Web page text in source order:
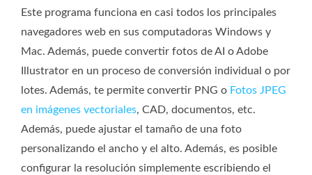
Este programa funciona en casi todos los principales
navegadores web en sus computadoras Windows y
Mac. Además, puede convertir fotos de AI o Adobe
Illustrator en un proceso de conversión individual o por
lotes. Además, te permite convertir PNG o Fotos JPEG
en imágenes vectoriales, CAD, documentos, etc.
Además, puede ajustar el tamaño de una foto
personalizando el ancho y el alto. Además, es posible
configurar la resolución simplemente escribiendo el